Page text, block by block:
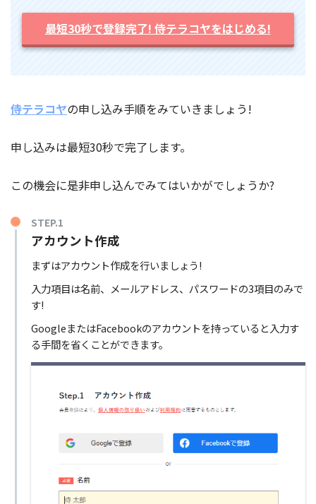
最短30秒で登録完了! 侍テラコヤをはじめる!
侍テラコヤの申し込み手順をみていきましょう!
申し込みは最短30秒で完了します。
この機会に是非申し込んでみてはいかがでしょうか?
STEP.1
アカウント作成
まずはアカウント作成を行いましょう!
入力項目は名前、メールアドレス、パスワードの3項目のみで
す!
GoogleまたはFacebookのアカウントを持っていると入力す
る手間を省くことができます。